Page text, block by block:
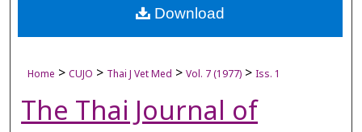
Digital Commons Network™
Home > CUJO > Thai J Vet Med > Vol. 7 (1977) > Iss. 1
The Thai Journal of
Download